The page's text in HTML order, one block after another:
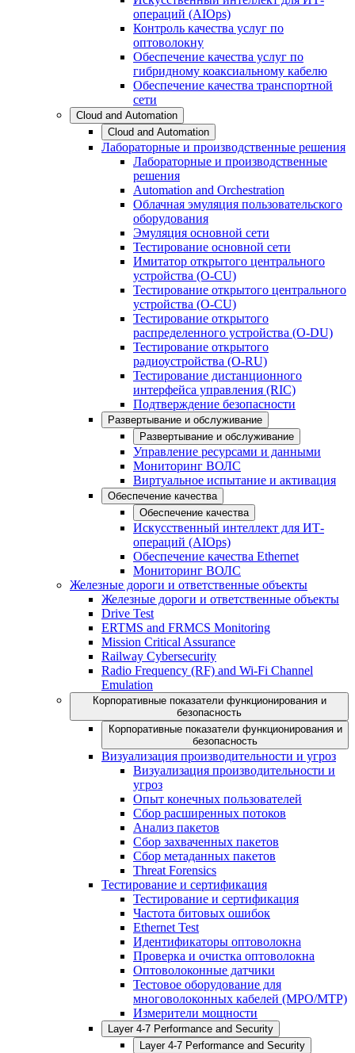
операций (AIOps)
Контроль качества услуг по
оптоволокну
Обеспечение качества услуг по
гибридному коаксиальному кабелю
Обеспечение качества транспортной
сети
Cloud and Automation
Cloud and Automation
Лабораторные и производственные решения
Лабораторные и производственные
решения
Automation and Orchestration
Облачная эмуляция пользовательского
оборудования
Эмуляция основной сети
Тестирование основной сети
Имитатор открытого центрального
устройства (O-CU)
Тестирование открытого центрального
устройства (O-CU)
Тестирование открытого
распределенного устройства (O-DU)
Тестирование открытого
радиоустройства (O-RU)
Тестирование дистанционного
интерфейса управления (RIC)
Подтверждение безопасности
Развертывание и обслуживание
Развертывание и обслуживание
Управление ресурсами и данными
Мониторинг ВОЛС
Виртуальное испытание и активация
Обеспечение качества
Обеспечение качества
Искусственный интеллект для ИТ-
операций (AIOps)
Обеспечение качества Ethernet
Мониторинг ВОЛС
Железные дороги и ответственные объекты
Железные дороги и ответственные объекты
Drive Test
ERTMS and FRMCS Monitoring
Mission Critical Assurance
Railway Cybersecurity
Radio Frequency (RF) and Wi-Fi Channel
Emulation
Корпоративные показатели функционирования и
безопасность
Корпоративные показатели функционирования и
безопасность
Визуализация производительности и угроз
Визуализация производительности и
угроз
Опыт конечных пользователей
Сбор расширенных потоков
Анализ пакетов
Сбор захваченных пакетов
Сбор метаданных пакетов
Threat Forensics
Тестирование и сертификация
Тестирование и сертификация
Частота битовых ошибок
Ethernet Test
Идентификаторы оптоволокна
Проверка и очистка оптоволокна
Оптоволоконные датчики
Тестовое оборудование для
многоволоконных кабелей (MPO/MTP)
Измерители мощности
Layer 4-7 Performance and Security
Layer 4-7 Performance and Security